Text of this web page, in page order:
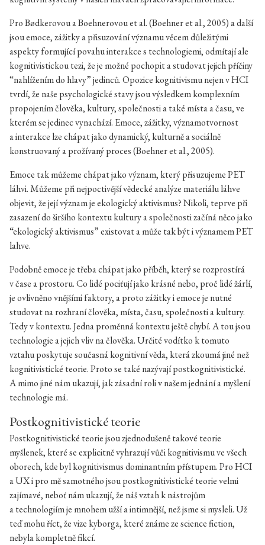
Pro Bødkerovou a Boehnerovou et al. (Boehner et al., 2005) a další
jsou emoce, zážitky a přisuzování významu věcem důležitými
aspekty formující povahu interakce s technologiemi, odmítají ale
kognitivistickou tezi, že je možné pochopit a studovat jejich příčiny
“nahlížením do hlavy” jedinců. Opozice kognitivismu nejen v HCI
tvrdí, že naše psychologické stavy jsou výsledkem komplexním
propojením člověka, kultury, společnosti a také místa a času, ve
kterém se jedinec vynachází. Emoce, zážitky, významotvornost
a interakce lze chápat jako dynamický, kulturně a sociálně
konstruovaný a prožívaný proces (Boehner et al., 2005).
Emoce tak můžeme chápat jako význam, který přisuzujeme PET
láhvi. Můžeme při nejpoctivější vědecké analýze materiálu láhve
objevit, že její význam je ekologický aktivismus? Nikoli, teprve při
zasazení do širšího kontextu kultury a společnosti začíná něco jako
“ekologický aktivismus” existovat a může tak být i významem PET
lahve.
Podobně emoce je třeba chápat jako příběh, který se rozprostírá
v čase a prostoru. Co lidé pociťují jako krásné nebo, proč lidé žárlí,
je ovlivněno vnějšími faktory, a proto zážitky i emoce je nutné
studovat na rozhraní člověka, místa, času, společnosti a kultury.
Tedy v kontextu. Jedna proměnná kontextu ještě chybí. A tou jsou
technologie a jejich vliv na člověka. Určité vodítko k tomuto
vztahu poskytuje současná kognitivní věda, která zkoumá jiné než
kognitivistické teorie. Proto se také nazývají postkognitivistické.
A mimo jiné nám ukazují, jak zásadní roli v našem jednání a myšlení
technologie má.
Postkognitivistické teorie
Postkognitivistické teorie jsou zjednodušeně takové teorie
myšlenek, které se explicitně vyhrazují vůči kognitivismu ve všech
oborech, kde byl kognitivismus dominantním přístupem. Pro HCI
a UX i pro mě samotného jsou postkognitivistické teorie velmi
zajímavé, neboť nám ukazují, že náš vztah k nástrojům
a technologiím je mnohem užší a intimnější, než jsme si mysleli. Už
teď mohu říct, že vize kyborga, které známe ze science fiction,
nebyla kompletně fikcí.